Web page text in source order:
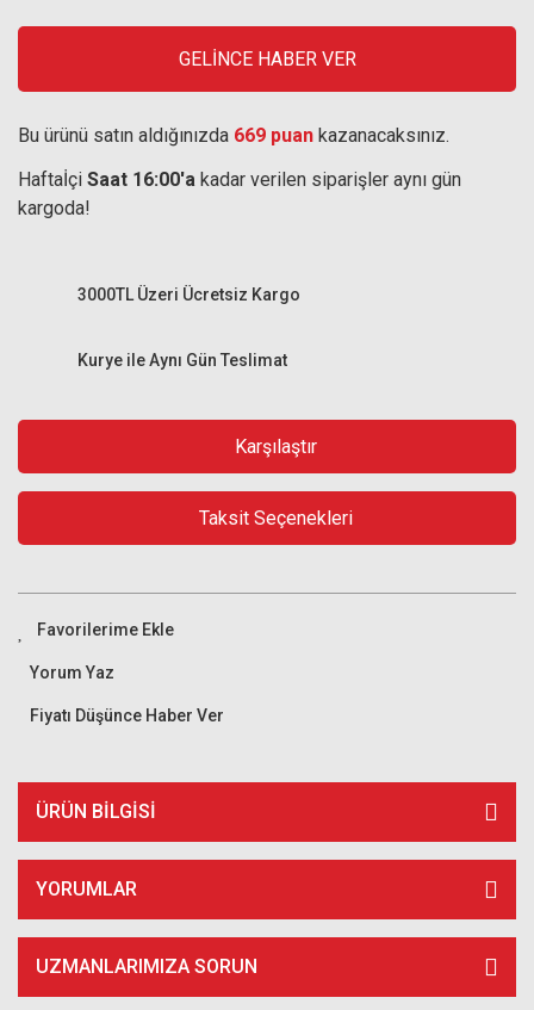
GELİNCE HABER VER
Bu ürünü satın aldığınızda 669 puan kazanacaksınız.
Haftaİçi Saat 16:00'a kadar verilen siparişler aynı gün
kargoda!
Kurye ile Aynı Gün Teslimat
3000TL Üzeri Ücretsiz Kargo
Karşılaştır
Taksit Seçenekleri
Yorum Yaz
Fiyatı Düşünce Haber Ver
ÜRÜN BILGISI
YORUMLAR
UZMANLARIMIZA SORUN